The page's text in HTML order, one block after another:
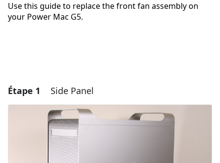
Use this guide to replace the front fan assembly on
your Power Mac G5.
Étape 1 Side Panel